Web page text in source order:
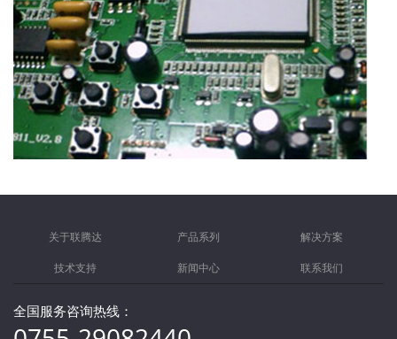
关于联腾达 产品系列 解决方案
技术支持 新闻中心 联系我们
全国服务咨询热线：